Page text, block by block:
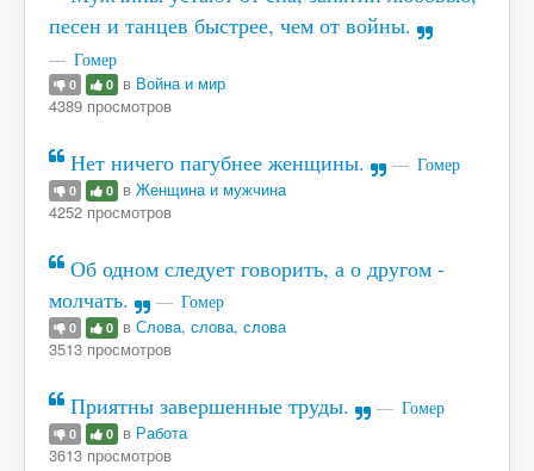
песен и танцев быстрее, чем от войны.
Гомер
0 0 в Война и мир
4389 просмотров
Нет ничего пагубнее женщины. Гомер
0 0 в Женщина и мужчина
4252 просмотров
Об одном следует говорить, а о другом -
молчать.
Гомер
0 0 в Слова, слова, слова
3513 просмотров
Приятны завершенные труды. Гомер
0 0 в Работа
3613 просмотров